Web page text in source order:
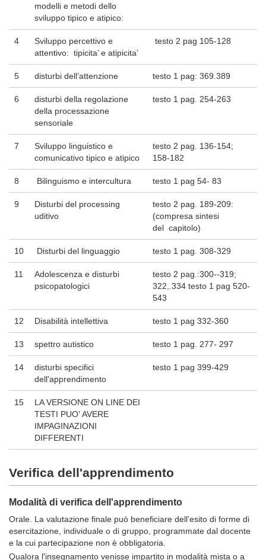
modelli e metodi dello
sviluppo tipico e atipico:
4
Sviluppo percettivo e
attentivo: tipicita’ e atipicita’
testo 2 pag 105-128
5 disturbi dell’attenzione testo 1 pag: 369.389
6
disturbi della regolazione
della processazione
sensoriale
testo 1 pag. 254-263
7
Sviluppo linguistico e
comunicativo tipico e atipico
testo 2 pag. 136-154;
158-182
8 Bilinguismo e intercultura testo 1 pag 54- 83
9
Disturbi del processing
uditivo
testo 2 pag. 189-209:
(compresa sintesi
del capitolo)
10 Disturbi del linguaggio testo 1 pag. 308-329
11
Adolescenza e disturbi
psicopatologici
testo 2 pag.:300--319;
322,.334 testo 1 pag 520-
543
12 Disabilità intellettiva testo 1 pag 332-360
13 spettro autistico testo 1 pag. 277- 297
14
disturbi specifici
dell'apprendimento
testo 1 pag 399-429
15
LA VERSIONE ON LINE DEI
TESTI PUO' AVERE
IMPAGINAZIONI
DIFFERENTI
Verifica dell'apprendimento
Modalità di verifica dell'apprendimento
Orale. La valutazione finale può beneficiare dell'esito di forme di
esercitazione, individuale o di gruppo, programmate dal docente
e la cui partecipazione non è obbligatoria.
Qualora l'insegnamento venisse impartito in modalità mista o a